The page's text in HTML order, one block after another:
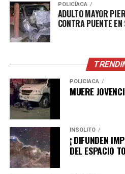
POLICÍACA
ADULTO MAYOR
CONTRA PUENTE
POLICÍACA
MUERE
INSÓLITO
¡ DIFUNDEN
DEL ESPACIO